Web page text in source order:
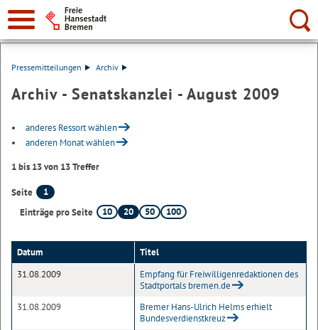
Suche:
Pressemitteilungen Archiv
Archiv - Senatskanzlei - August 2009
anderes Ressort wählen
anderen Monat wählen
1 bis 13 von 13 Treffer
Seite
1
Einträge pro Seite
10 20 50 100
Datum
Titel
31.08.2009
Empfang für Freiwilligenredaktionen des
Stadtportals bremen.de
31.08.2009
Bremer Hans-Ulrich Helms erhielt
Bundesverdienstkreuz